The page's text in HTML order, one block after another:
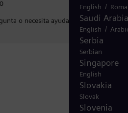
English /
Saudi
English /
Serbia
Serbian
Singapore
English
Slovakia
Slovak
Slovenia
o necesita ayuda? Contáctenos